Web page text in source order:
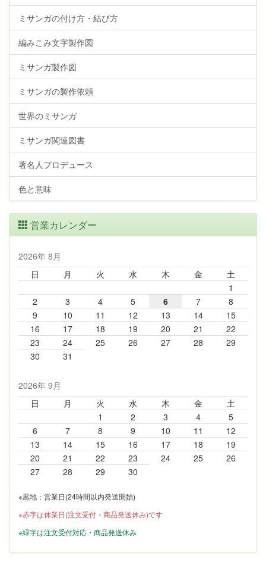
ミサンガの付け方・結び方
編みこみ文字製作図
ミサンガ製作図
ミサンガの製作依頼
世界のミサンガ
ミサンガ関連図書
著名人プロデュース
色と意味
営業カレンダー
2026年 8月
日
月 火 水 木 金
土
1
2
3 4 5 6 7
8
9
10 11 12 13 14
15
16
17 18 19 20 21
22
23
24 25 26 27 28
29
30
31
2026年 9月
日
月 火 水 木 金
土
1
2 3 4
5
6
7 8 9 10 11
12
13
14 15 16 17 18
19
20
21 22 23 24 25
26
27
28 29 30
※黒地：営業日(24時間以内発送開始)
※赤字は休業日(注文受付・商品発送休み)です
※緑字は注文受付対応・商品発送休み